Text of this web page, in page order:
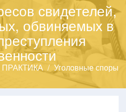
свидетелей,
обвиняемых в
Уголовные споры